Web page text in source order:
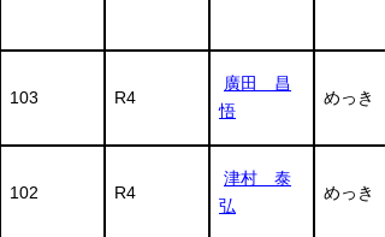
103 R4
廣田 昌
悟
めっき
102 R4
津村 泰
弘
めっき